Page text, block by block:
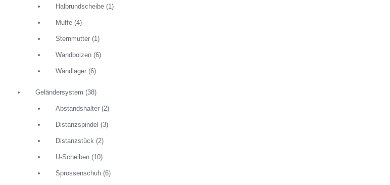
Halbrundscheibe (1)
Muffe (4)
Sternmutter (1)
Wandbolzen (6)
Wandlager (6)
Geländersystem (38)
Abstandshalter (2)
Distanzspindel (3)
Distanzstück (2)
U-Scheiben (10)
Sprossenschuh (6)